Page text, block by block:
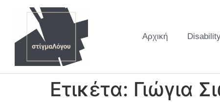
Αρχική
Ετικέτα: Γιώγια